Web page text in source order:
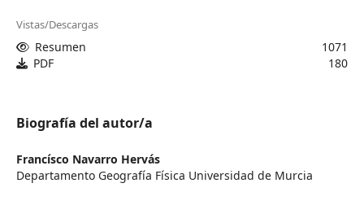
Vistas/Descargas
Resumen
1071
PDF
180
Biografía del autor/a
Francísco Navarro Hervás
Departamento Geografía Física Universidad de Murcia